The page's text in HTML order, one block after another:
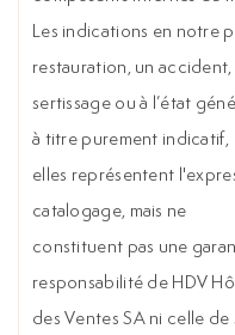
Les indications en notre
restauration, un accident,
sertissage ou à l’état
à titre purement indicatif,
elles représentent
catalogage, mais ne
constituent pas une
responsabilité de HDV
des Ventes SA ni celle